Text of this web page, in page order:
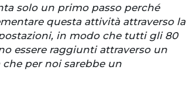
solo un primo passo perché
questa attività attraverso la
in modo che tutti gli 80
essere raggiunti attraverso un
per noi sarebbe un